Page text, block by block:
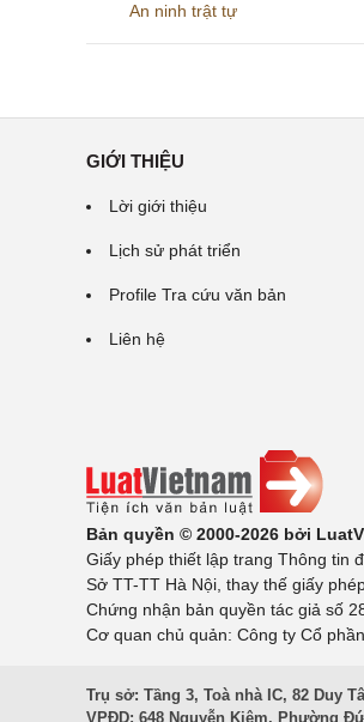
An ninh trật tự
GIỚI THIỆU
Lời giới thiệu
Lịch sử phát triển
Profile Tra cứu văn bản
Liên hệ
Bản quyền © 2000-2026 bởi
Giấy phép thiết lập trang Thông tin
Sở TT-TT Hà Nội, thay thế giấy
Chứng nhận bản quyền tác giả số
Cơ quan chủ quản: Công ty Cổ
Trụ sở: Tầng 3, Toà nhà IC, 82 Duy
VPĐD: 648 Nguyễn Kiệm, Phường